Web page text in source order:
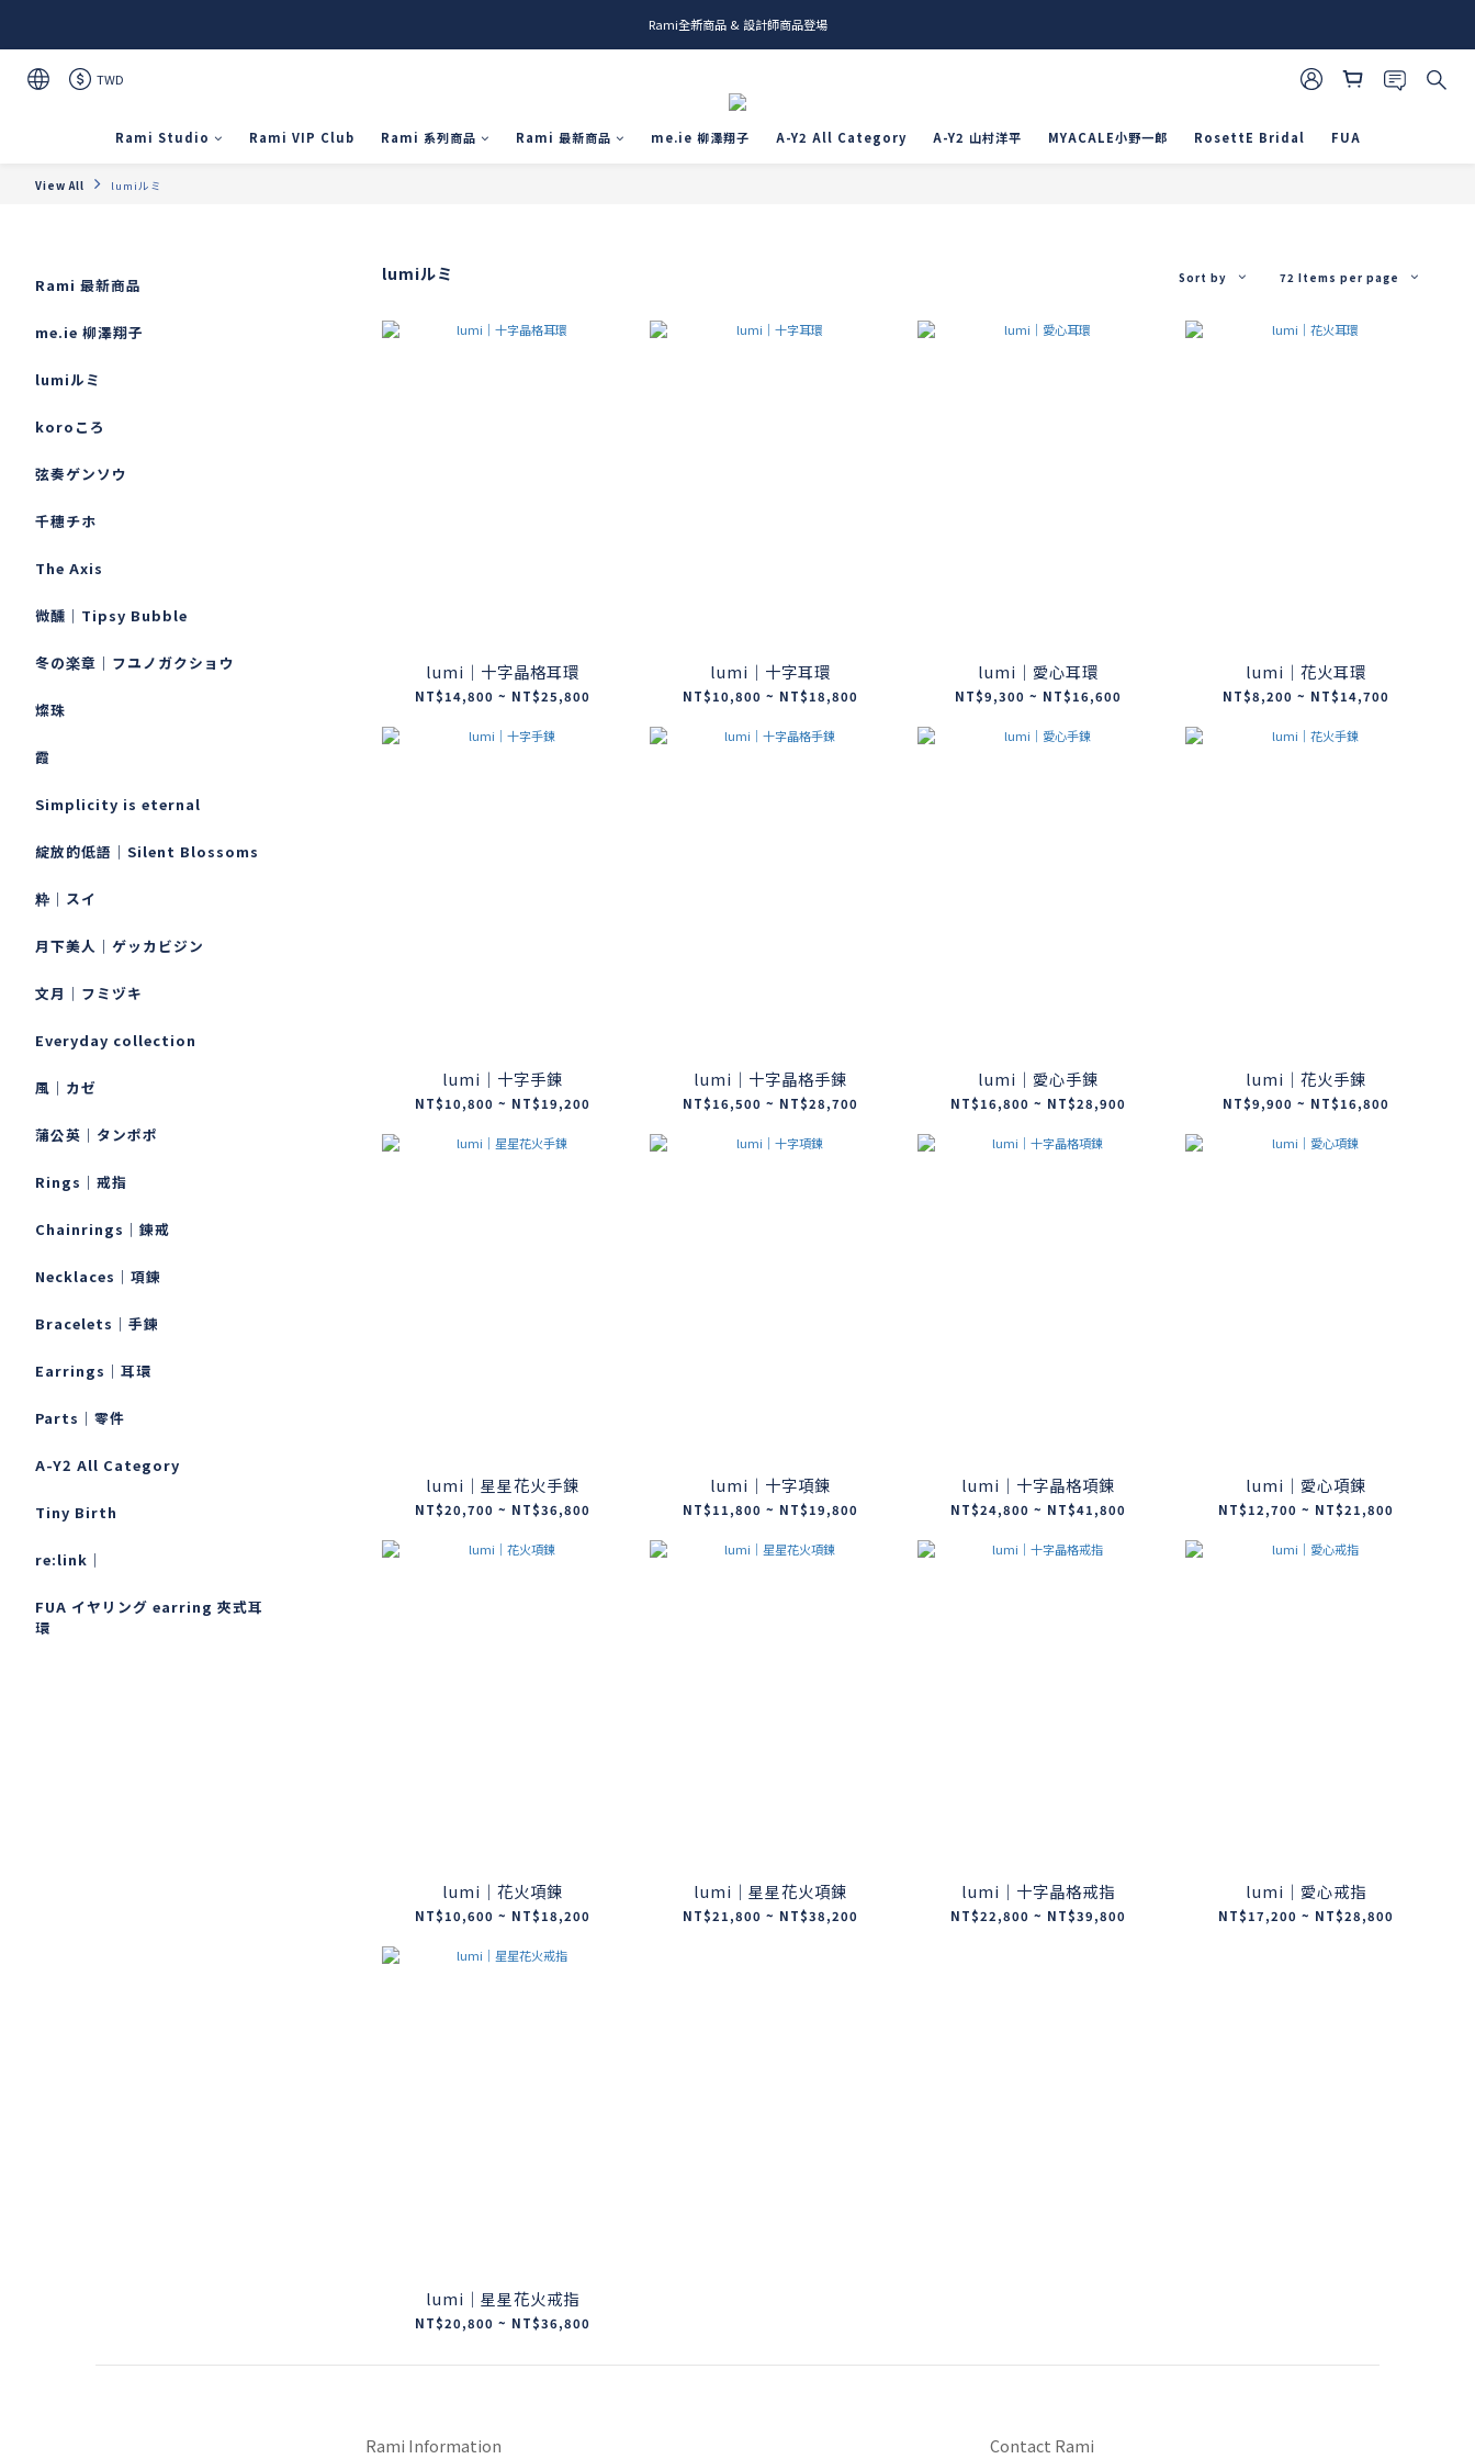
me.ie & A-Y2 新發售
Rami全新商品 & 設計師商品登場
TWD
Rami Studio Rami VIP Club Rami 系列商品 Rami 最新商品 me.ie 柳澤翔子 A-Y2 All Category A-Y2 山村洋平 MYACALE小野一郎 RosettE Bridal FUA
View All lumiルミ
Rami 最新商品
me.ie 柳澤翔子
lumiルミ
koroころ
弦奏ゲンソウ
千穗チホ
The Axis
微醺｜Tipsy Bubble
冬の楽章｜フユノガクショウ
燦珠
霞
Simplicity is eternal
綻放的低語｜Silent Blossoms
粋｜スイ
月下美人｜ゲッカビジン
文月｜フミヅキ
Everyday collection
風｜カゼ
蒲公英｜タンポポ
Rings｜戒指
Chainrings｜鍊戒
Necklaces｜項鍊
Bracelets｜手鍊
Earrings｜耳環
Parts｜零件
A-Y2 All Category
Tiny Birth
re:link｜
FUA イヤリング earring 夾式耳
環
lumiルミ Sort by 72 Items per page
lumi｜十字晶格耳環
NT$14,800 ~ NT$25,800
lumi｜十字耳環
NT$10,800 ~ NT$18,800
lumi｜愛心耳環
NT$9,300 ~ NT$16,600
lumi｜花火耳環
NT$8,200 ~ NT$14,700
lumi｜十字手鍊
NT$10,800 ~ NT$19,200
lumi｜十字晶格手鍊
NT$16,500 ~ NT$28,700
lumi｜愛心手鍊
NT$16,800 ~ NT$28,900
lumi｜花火手鍊
NT$9,900 ~ NT$16,800
lumi｜星星花火手鍊
NT$20,700 ~ NT$36,800
lumi｜十字項鍊
NT$11,800 ~ NT$19,800
lumi｜十字晶格項鍊
NT$24,800 ~ NT$41,800
lumi｜愛心項鍊
NT$12,700 ~ NT$21,800
lumi｜花火項鍊
NT$10,600 ~ NT$18,200
lumi｜星星花火項鍊
NT$21,800 ~ NT$38,200
lumi｜十字晶格戒指
NT$22,800 ~ NT$39,800
lumi｜愛心戒指
NT$17,200 ~ NT$28,800
lumi｜星星花火戒指
NT$20,800 ~ NT$36,800
Rami Information Contact Rami